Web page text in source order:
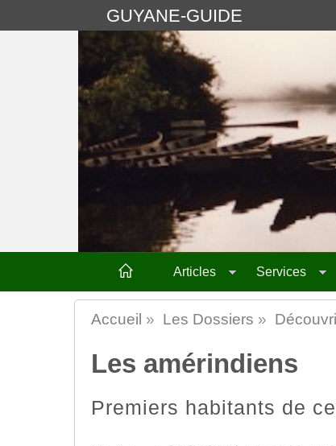
GUYANE-GUIDE
Articles Services
Accueil » Les Dossiers »
Les amérindiens
Premiers habitants de